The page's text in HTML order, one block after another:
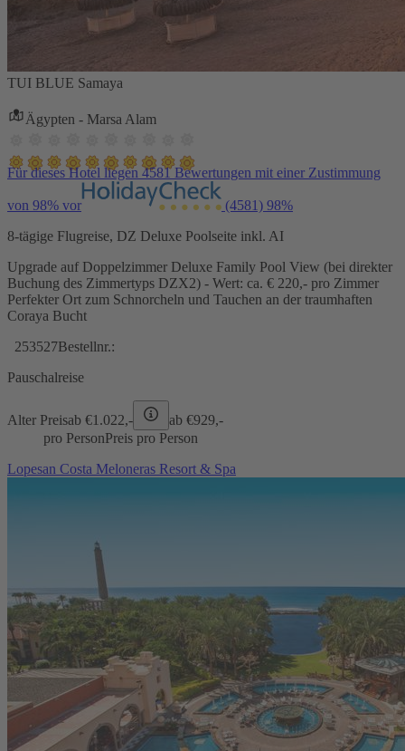
TUI BLUE Samaya
Ägypten - Marsa Alam
Für dieses Hotel liegen 4581 Bewertungen mit einer Zustimmung
von 98% vor (4581) 98%
8-tägige Flugreise, DZ Deluxe Poolseite inkl. AI
Upgrade auf Doppelzimmer Deluxe Family Pool View (bei direkter
Buchung des Zimmertyps DZX2) - Wert: ca. € 220,- pro Zimmer
Perfekter Ort zum Schnorcheln und Tauchen an der traumhaften
Coraya Bucht
253527Bestellnr.:
Pauschalreise
Alter Preisab €1.022,- ab €929,-
pro PersonPreis pro Person
Lopesan Costa Meloneras Resort & Spa